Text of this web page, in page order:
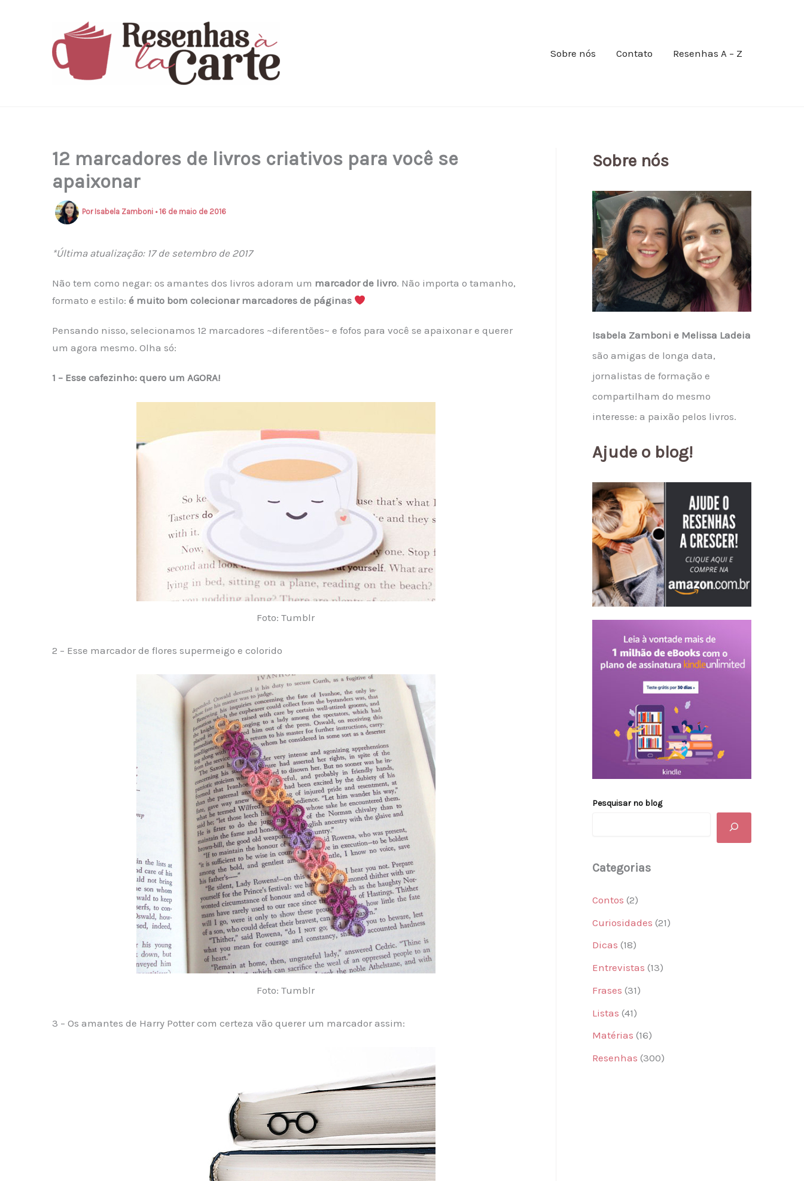
Sobre nós Contato Resenhas A – Z
12 marcadores de livros criativos para você se
apaixonar
Por Isabela Zamboni •16 de maio de 2016
*Última atualização: 17 de setembro de 2017
Não tem como negar: os amantes dos livros adoram um marcador de livro. Não importa o tamanho,
formato e estilo: é muito bom colecionar marcadores de páginas
Pensando nisso, selecionamos 12 marcadores ~diferentões~ e fofos para você se apaixonar e querer
um agora mesmo. Olha só:
1 – Esse cafezinho: quero um AGORA!
Foto: Tumblr
2 – Esse marcador de flores supermeigo e colorido
Foto: Tumblr
3 – Os amantes de Harry Potter com certeza vão querer um marcador assim:
Sobre nós
Isabela Zamboni e Melissa Ladeia
são amigas de longa data,
jornalistas de formação e
compartilham do mesmo
interesse: a paixão pelos livros.
Ajude o blog!
Pesquisar no blog
Categorias
Contos (2)
Curiosidades (21)
Dicas (18)
Entrevistas (13)
Frases (31)
Listas (41)
Matérias (16)
Resenhas (300)